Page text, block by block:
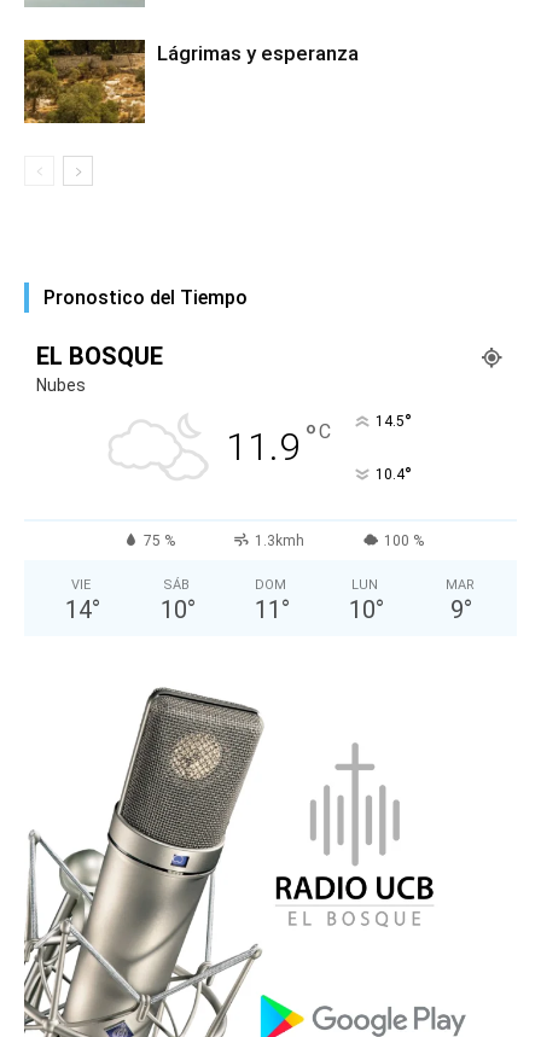
Lágrimas y esperanza
Pronostico del Tiempo
EL BOSQUE
Nubes
11.9 °C 14.5°
10.4°
75 % 1.3kmh 100 %
VIE
14°
SÁB
10°
DOM
11 °
LUN
10°
MAR
9°